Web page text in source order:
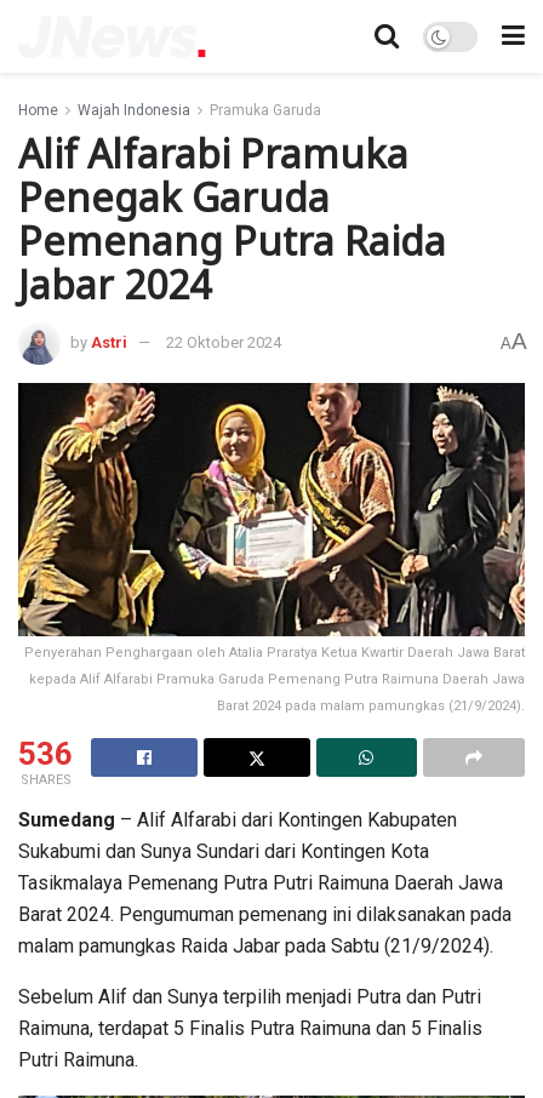
Home Wajah Indonesia Pramuka Garuda
Alif Alfarabi Pramuka
Penegak Garuda
Pemenang Putra Raida
Jabar 2024
by Astri 22 Oktober 2024 AA
Penyerahan Penghargaan oleh Atalia Praratya Ketua Kwartir Daerah Jawa Barat
kepada Alif Alfarabi Pramuka Garuda Pemenang Putra Raimuna Daerah Jawa
Barat 2024 pada malam pamungkas (21/9/2024).
536
SHARES
Sumedang – Alif Alfarabi dari Kontingen Kabupaten
Sukabumi dan Sunya Sundari dari Kontingen Kota
Tasikmalaya Pemenang Putra Putri Raimuna Daerah Jawa
Barat 2024. Pengumuman pemenang ini dilaksanakan pada
malam pamungkas Raida Jabar pada Sabtu (21/9/2024).
Sebelum Alif dan Sunya terpilih menjadi Putra dan Putri
Raimuna, terdapat 5 Finalis Putra Raimuna dan 5 Finalis
Putri Raimuna.